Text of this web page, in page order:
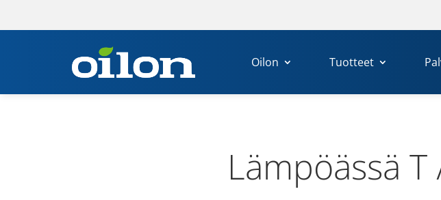
Oilon Tuotteet
Läm­pöässä